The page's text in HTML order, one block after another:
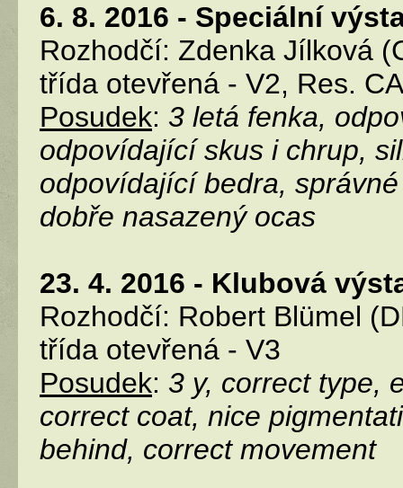
6. 8. 2016 - Speciální
Rozhodčí: Zdenka Jílková
třída otevřená - V2, Res.
Posudek: 3 letá fenka,
odpovídající skus i chrup,
odpovídající bedra,
dobře nasazený ocas
23. 4. 2016 - Klubová
Rozhodčí: Robert Blümel
třída otevřená - V3
Posudek: 3 y, correct type,
correct coat, nice
behind, correct movement